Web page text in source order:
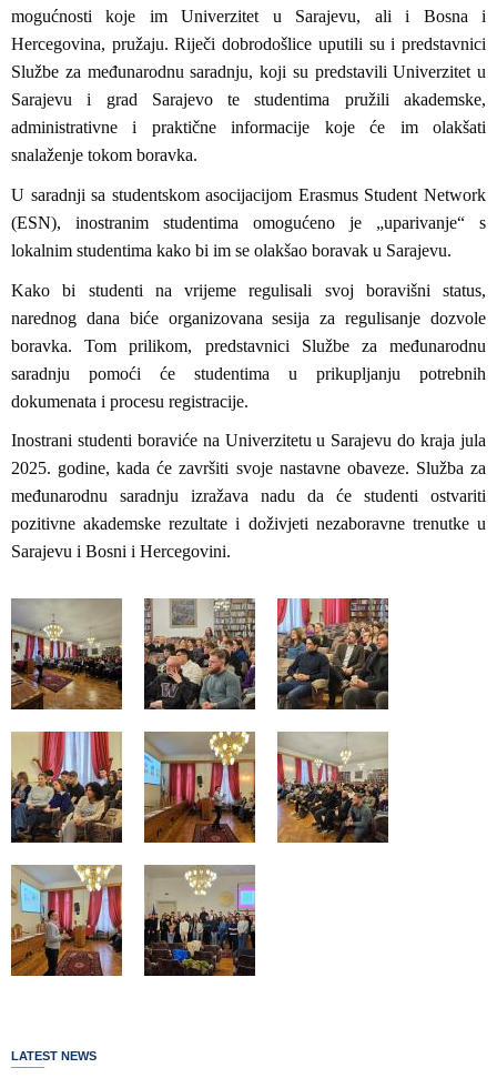
mogućnosti koje im Univerzitet u Sarajevu, ali i Bosna i
Hercegovina, pružaju. Riječi dobrodošlice uputili su i predstavnici
Službe za međunarodnu saradnju, koji su predstavili Univerzitet u
Sarajevu i grad Sarajevo te studentima pružili akademske,
administrativne i praktične informacije koje će im olakšati
snalaženje tokom boravka.
U saradnji sa studentskom asocijacijom Erasmus Student Network
(ESN), inostranim studentima omogućeno je „uparivanje“ s
lokalnim studentima kako bi im se olakšao boravak u Sarajevu.
Kako bi studenti na vrijeme regulisali svoj boravišni status,
narednog dana biće organizovana sesija za regulisanje dozvole
boravka. Tom prilikom, predstavnici Službe za međunarodnu
saradnju pomoći će studentima u prikupljanju potrebnih
dokumenata i procesu registracije.
Inostrani studenti boraviće na Univerzitetu u Sarajevu do kraja jula
2025. godine, kada će završiti svoje nastavne obaveze. Služba za
međunarodnu saradnju izražava nadu da će studenti ostvariti
pozitivne akademske rezultate i doživjeti nezaboravne trenutke u
Sarajevu i Bosni i Hercegovini.
LATEST NEWS